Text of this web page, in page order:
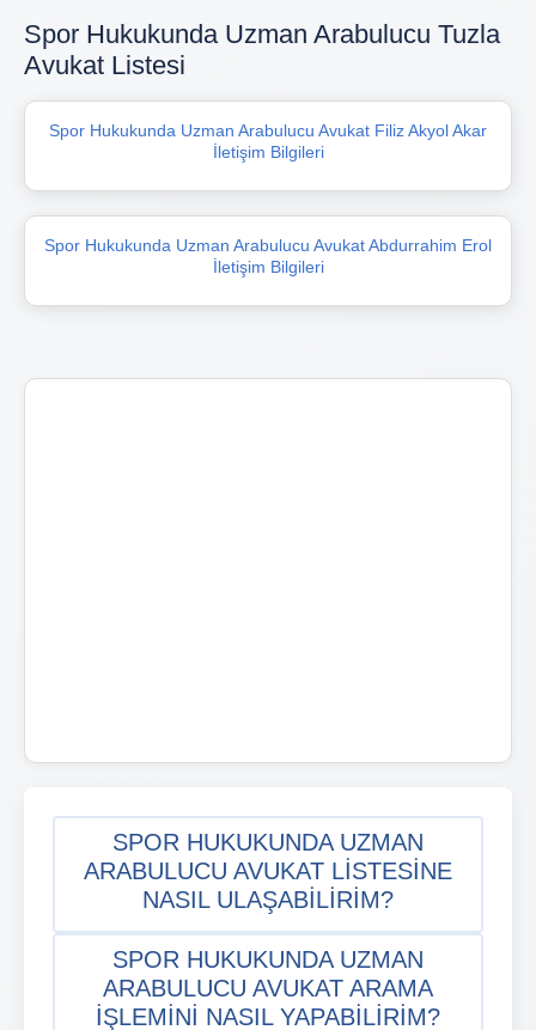
Spor Hukukunda Uzman Arabulucu Tuzla
Avukat Listesi
Spor Hukukunda Uzman Arabulucu Avukat Filiz Akyol Akar
İletişim Bilgileri
Spor Hukukunda Uzman Arabulucu Avukat Abdurrahim Erol
İletişim Bilgileri
SPOR HUKUKUNDA UZMAN
ARABULUCU AVUKAT LISTESINE
NASIL ULAŞABILIRIM?
SPOR HUKUKUNDA UZMAN
ARABULUCU AVUKAT ARAMA
IŞLEMINI NASIL YAPABILIRIM?